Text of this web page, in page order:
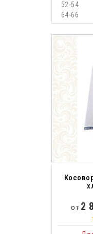
52-54
64-66
от 2